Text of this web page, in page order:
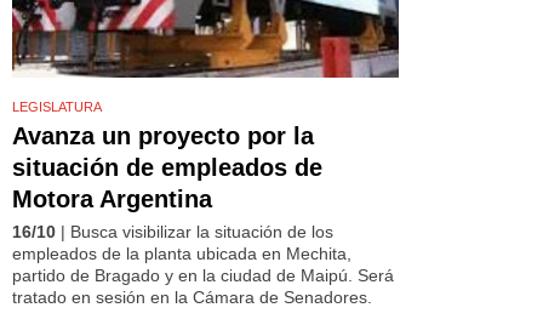
LEGISLATURA
Avanza un proyecto por la
situación de empleados de
Motora Argentina
16/10 | Busca visibilizar la situación de los
empleados de la planta ubicada en Mechita,
partido de Bragado y en la ciudad de Maipú. Será
tratado en sesión en la Cámara de Senadores.